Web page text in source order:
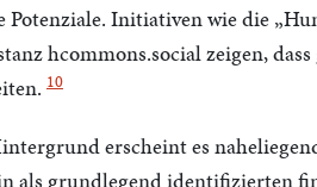
Potenziale. Initiativen wie die
hcommons.social zeigen,
10
erscheint es
als grundlegend identifizierten